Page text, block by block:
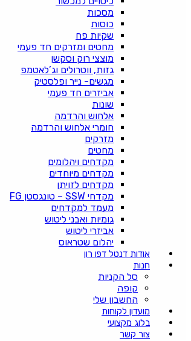
מסכות
כוסות
שקיות פח
מחטים ומזרקים חד פעמי
מוצצי רוק וסקשן
גזות, ווטרולים וג’לאטמפ
מגשים- נייר ופלסטיק
אביזרים חד פעמי
שונות
אלחוש והרדמה
חומרי אלחוש והרדמה
מזרקים
מחטים
מקדחים ויהלומים
מקדחים מיוחדים
מקדחים לזויתן
מקדחי SSW – טונגסטן FG
מעמד למקדחים
גומיות ואבני ליטוש
אביזרי ליטוש
יהלום שטראוס
אודות דנטל דפו רון
חנות
סל הקניות
קופה
החשבון שלי
מועדון לקוחות
בלוג מקצועי
צור קשר